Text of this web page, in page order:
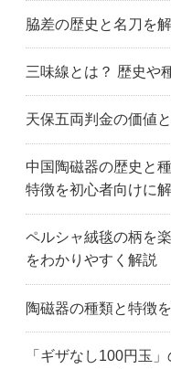
脇差の歴史と名刀を
三味線とは？ 歴史や
天保五両判金の価値
中国陶磁器の歴史と
特徴を初心者向けに
ペルシャ絨毯の柄を
をわかりやすく解説
陶磁器の種類と特徴
「ギザなし100円玉